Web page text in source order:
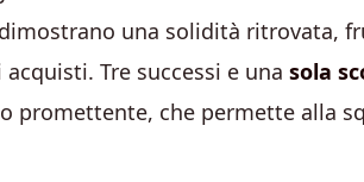
una solidità ritrovata,
Tre successi e una sola
promettente, che permette alla